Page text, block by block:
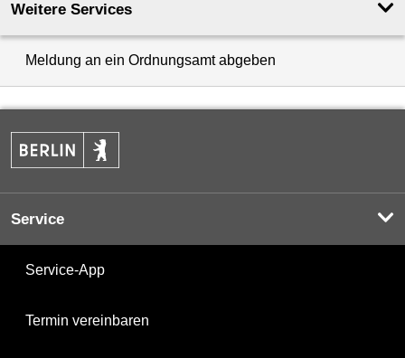
Weitere Services
Meldung an ein Ordnungsamt abgeben
Service
Service-App
Termin vereinbaren